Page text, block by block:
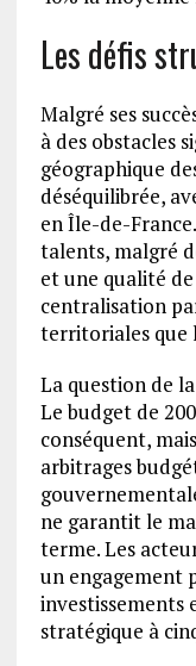
Les défis
Malgré ses
à des obstacles
géographique
déséquilibrée,
en Île-de-
talents, malgré
et une qualité
centralisation
territoriales que
La question de
Le budget de
conséquent,
arbitrages
ne garantit le
terme. Les
un engagement
stratégique à